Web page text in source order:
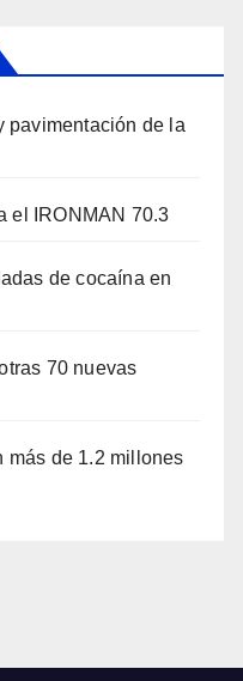
pavimentación de la
el IRONMAN 70.3
de cocaína en
70 nuevas
más de 1.2 millones